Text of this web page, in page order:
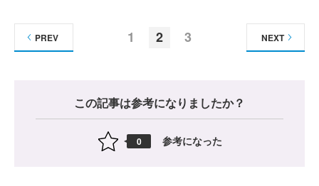
1 2 3
PREV NEXT
この記事は参考になりましたか？
0 参考になった